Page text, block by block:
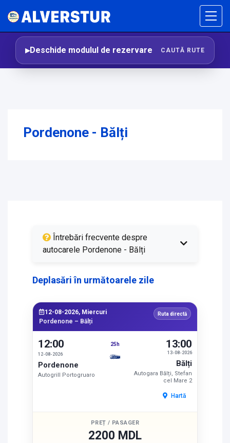
Deschide modulul de rezervare CAUTĂ RUTE
Pordenone - Bălți
Întrebări frecvente despre
autocarele Pordenone - Bălți
Deplasări în următoarele zile
12-08-2026, Miercuri
Pordenone – Bălți
Ruta directă
12:00
12-08-2026
Pordenone
Autogrill Portogruaro
25h
13-08-2026
13:00
Bălți
Autogara Bălți, Stefan
cel Mare 2
Hartă
PREȚ / PASAGER
2200 MDL